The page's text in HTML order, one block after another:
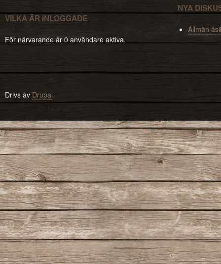
VILKA ÄR INLOGGADE
För närvarande är 0 användare aktiva.
NYA
Allmän
Drivs av Drupal